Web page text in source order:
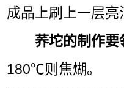
成品上刷上一层亮
荞坨的制作要
180℃则焦煳。